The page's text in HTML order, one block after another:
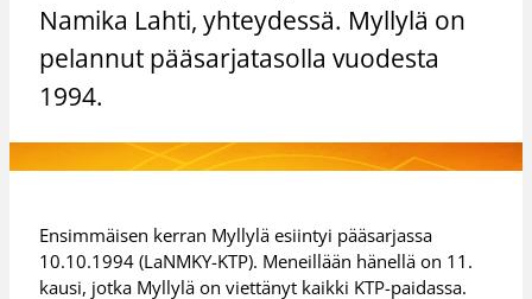
Namika Lahti, yhteydessä. Myllylä on
pelannut pääsarjatasolla vuodesta
1994.
Ensimmäisen kerran Myllylä esiintyi pääsarjassa
10.10.1994 (LaNMKY-KTP). Meneillään hänellä on 11.
kausi, jotka Myllylä on viettänyt kaikki KTP-paidassa.